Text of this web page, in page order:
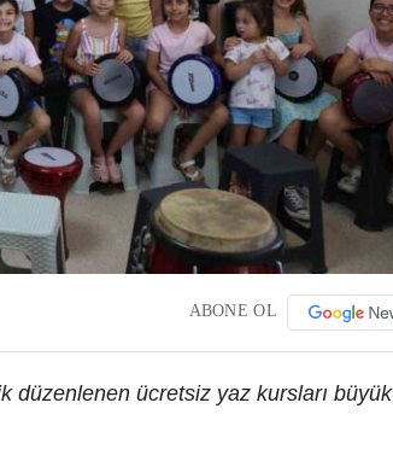
ABONE OL
düzenlenen ücretsiz yaz kursları büyük